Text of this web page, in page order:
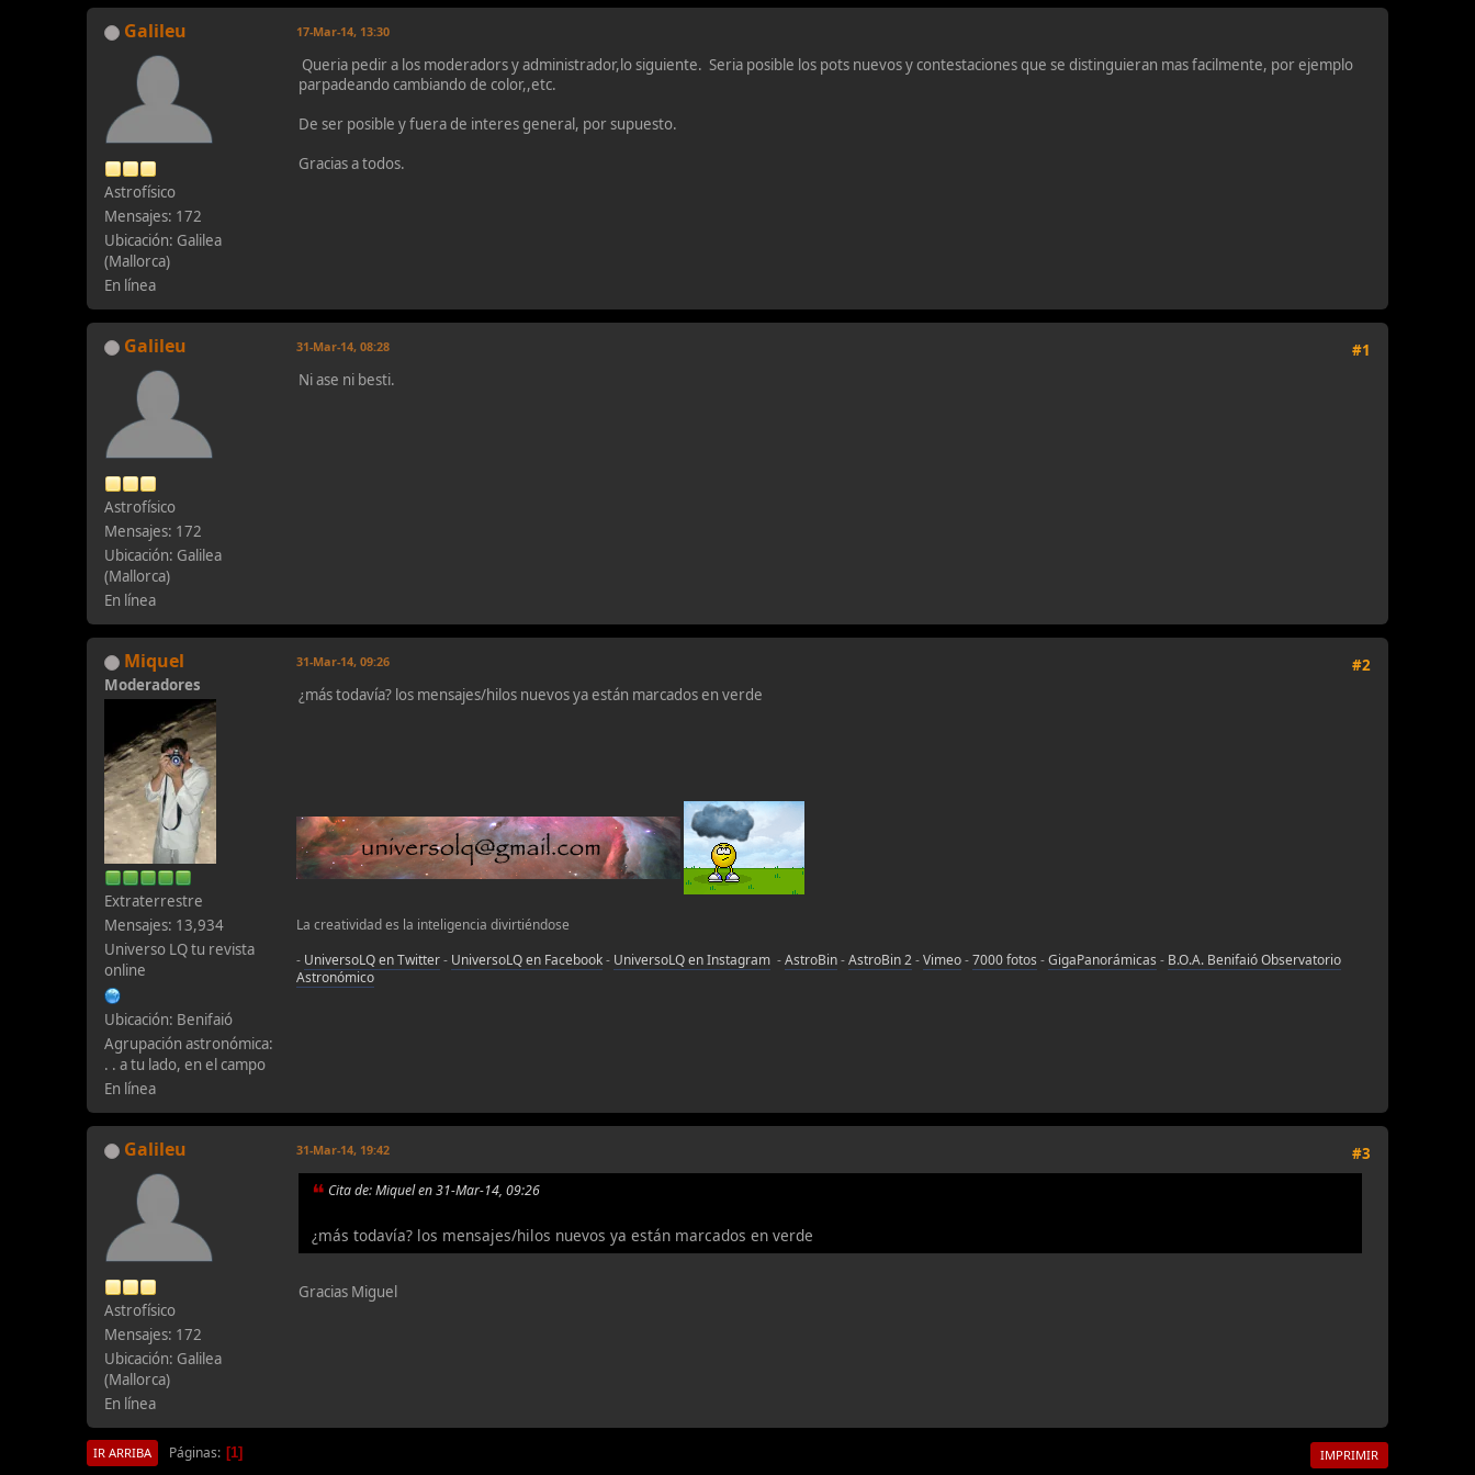
Galileu
Astrofísico
Mensajes: 172
Ubicación: Galilea
(Mallorca)
En línea
17-Mar-14, 13:30
Queria pedir a los moderadors y administrador,lo siguiente. Seria posible los pots nuevos y contestaciones que se distinguieran mas facilmente, por ejemplo
parpadeando cambiando de color,,etc.
De ser posible y fuera de interes general, por supuesto.
Gracias a todos.
Galileu
Astrofísico
Mensajes: 172
Ubicación: Galilea
(Mallorca)
En línea
#1
31-Mar-14, 08:28
Ni ase ni besti.
Miquel
Moderadores
Extraterrestre
Mensajes: 13,934
Universo LQ tu revista
online
Ubicación: Benifaió
Agrupación astronómica:
. . a tu lado, en el campo
En línea
#2
31-Mar-14, 09:26
¿más todavía? los mensajes/hilos nuevos ya están marcados en verde
La creatividad es la inteligencia divirtiéndose
- UniversoLQ en Twitter- UniversoLQ en Facebook- UniversoLQ en Instagram -AstroBin-AstroBin 2-Vimeo-7000 fotos -GigaPanorámicas - B.O.A. Benifaió Observatorio
Astronómico
Galileu
Astrofísico
Mensajes: 172
Ubicación: Galilea
(Mallorca)
En línea
#3
31-Mar-14, 19:42
Cita de: Miquel en 31-Mar-14, 09:26
¿más todavía? los mensajes/hilos nuevos ya están marcados en verde
Gracias Miguel
IMPRIMIR
IR ARRIBA Páginas 1